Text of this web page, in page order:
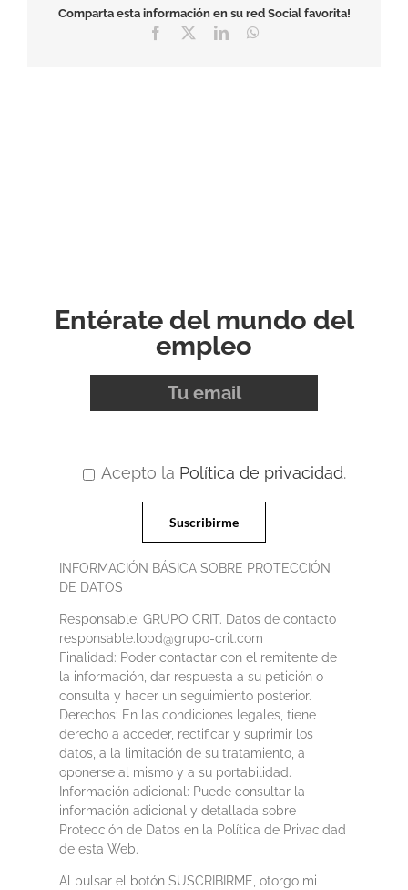
Comparta esta información en su red Social favorita!
Facebook LinkedIn
Entérate del mundo del
empleo
Acepto la Política de privacidad.
INFORMACIÓN BÁSICA SOBRE PROTECCIÓN
DE DATOS
Responsable: GRUPO CRIT. Datos de contacto
responsable.lopd@grupo-crit.com
Finalidad: Poder contactar con el remitente de
la información, dar respuesta a su petición o
consulta y hacer un seguimiento posterior.
Derechos: En las condiciones legales, tiene
derecho a acceder, rectificar y suprimir los
datos, a la limitación de su tratamiento, a
oponerse al mismo y a su portabilidad.
Información adicional: Puede consultar la
información adicional y detallada sobre
Protección de Datos en la Política de Privacidad
de esta Web.
Al pulsar el botón SUSCRIBIRME, otorgo mi